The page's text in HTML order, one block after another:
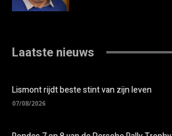
Laatste nieuws
Lismont rijdt beste stint van zijn leven
07/08/2026